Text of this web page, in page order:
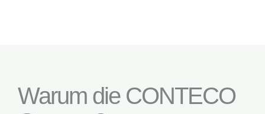
Warum die CONTECO